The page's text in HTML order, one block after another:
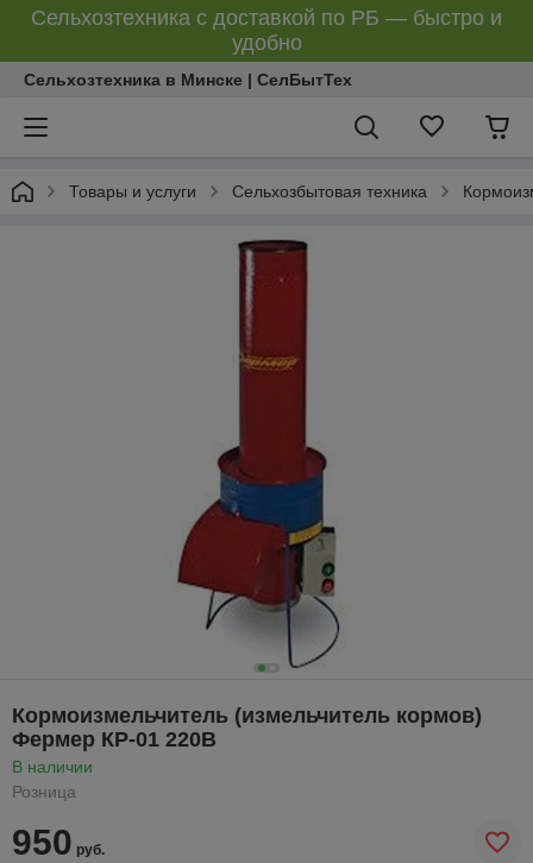
Сельхозтехника с доставкой по РБ — быстро и
удобно
Сельхозтехника в Минске | СелБытТех
Товары и услуги Сельхозбытовая техника
Кормоизмельчитель (измельчитель кормов)
Фермер КР-01 220В
В наличии
Розница
950 руб.